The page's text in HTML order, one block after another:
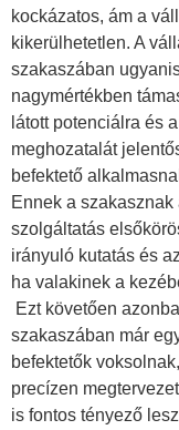
kockázatos, ám a
kikerülhetetlen. A
szakaszában
nagymértékben
látott potenciálra és
meghozatalát
befektető
Ennek a szakasznak
szolgáltatás
irányuló kutatás és
ha valakinek a
Ezt követően
szakaszában már
befektetők
precízen
is fontos tényező